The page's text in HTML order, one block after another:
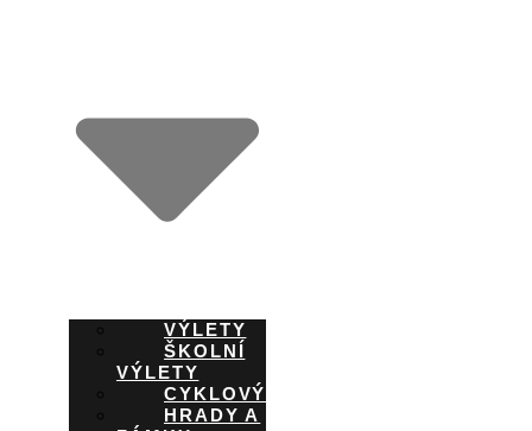
VÝLETY
ŠKOLNÍ
VÝLETY
CYKLOVÝLETY
HRADY A